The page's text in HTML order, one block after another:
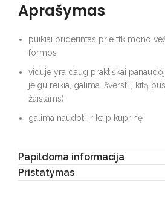
Aprašymas
puikiai priderintas prie tfk mono
formos
viduje yra daug praktiškai
jeigu reikia, galima išversti į kitą
žaislams)
galima naudoti ir kaip kuprinę
Papildoma informacija
Pristatymas